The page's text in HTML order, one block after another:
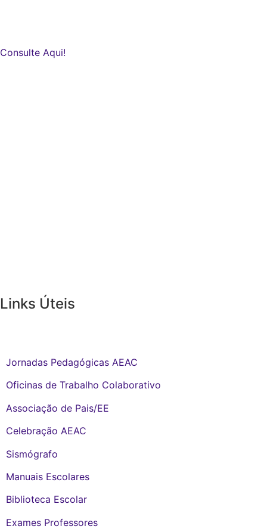
Consulte Aqui!
Links Úteis
Jornadas Pedagógicas AEAC
Oficinas de Trabalho Colaborativo
Associação de Pais/EE
Celebração AEAC
Sismógrafo
Manuais Escolares
Biblioteca Escolar
Exames Professores